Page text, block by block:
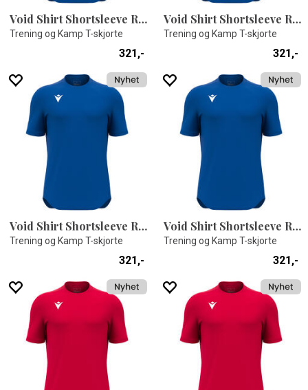
Void Shirt Shortsleeve ROY 4XS
Trening og Kamp T-skjorte
321,-
Void Shirt Shortsleeve ROY 4XL
Trening og Kamp T-skjorte
321,-
Void Shirt Shortsleeve ROY 3XS
Trening og Kamp T-skjorte
321,-
Void Shirt Shortsleeve ROY 3XL
Trening og Kamp T-skjorte
321,-